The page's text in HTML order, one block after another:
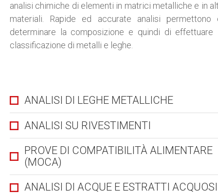
analisi chimiche di elementi in matrici metalliche e in
materiali. Rapide ed accurate analisi permettono
determinare la composizione e quindi di effettuare
classificazione di metalli e leghe.
ANALISI DI LEGHE METALLICHE
ANALISI SU RIVESTIMENTI
PROVE DI COMPATIBILITÀ ALIMENTARE
(MOCA)
ANALISI DI ACQUE E ESTRATTI ACQUOSI